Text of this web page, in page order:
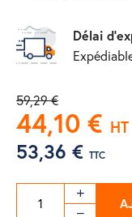
Délai
59,29 €
44,10 € HT
53,36 € TTC